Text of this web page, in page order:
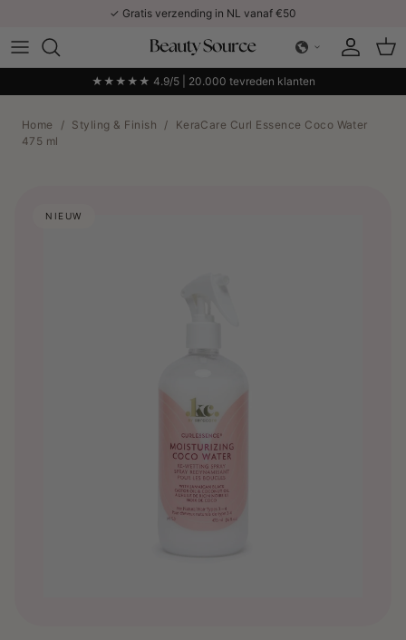
✓ Gratis verzending in NL vanaf €50
Account
★★★★★ 4.9/5 | 20.000 tevreden klanten
Home / Styling & Finish /
KeraCare Curl Essence Coco Water
475 ml
NIEUW